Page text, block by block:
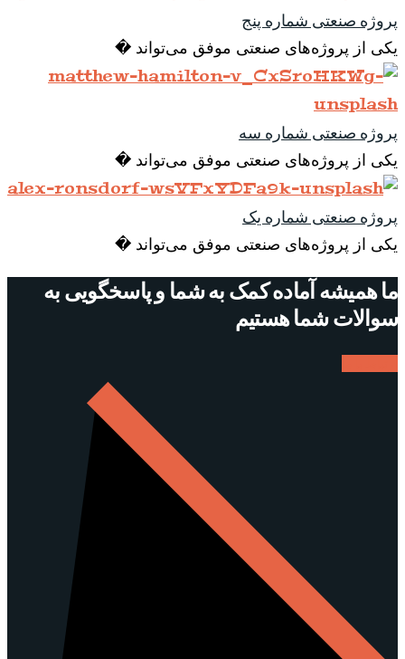
پروژه صنعتی شماره پنج
یکی از پروژه‌های صنعتی موفق می‌تواند �
پروژه صنعتی شماره سه
یکی از پروژه‌های صنعتی موفق می‌تواند �
پروژه صنعتی شماره یک
یکی از پروژه‌های صنعتی موفق می‌تواند �
ما همیشه آماده کمک به شما و پاسخگویی به
سوالات شما هستیم